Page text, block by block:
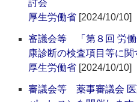
討会
厚生労働省 [2024/10/10]
審議会等 「第８回 労働
康診断の検査項目等に
厚生労働省 [2024/10/10]
審議会等 薬事審議会 医